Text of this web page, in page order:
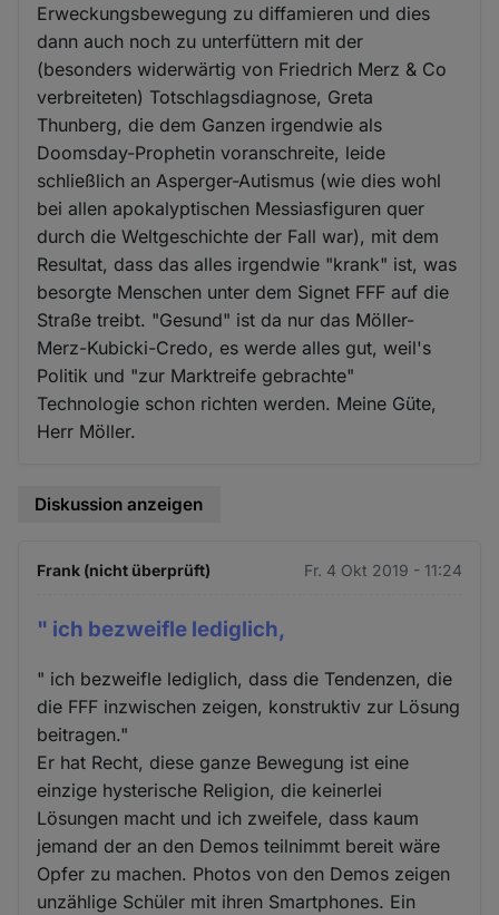
Erweckungsbewegung zu diffamieren und dies
dann auch noch zu unterfüttern mit der
(besonders widerwärtig von Friedrich Merz & Co
verbreiteten) Totschlagsdiagnose, Greta
Thunberg, die dem Ganzen irgendwie als
Doomsday-Prophetin voranschreite, leide
schließlich an Asperger-Autismus (wie dies wohl
bei allen apokalyptischen Messiasfiguren quer
durch die Weltgeschichte der Fall war), mit dem
Resultat, dass das alles irgendwie "krank" ist, was
besorgte Menschen unter dem Signet FFF auf die
Straße treibt. "Gesund" ist da nur das Möller-
Merz-Kubicki-Credo, es werde alles gut, weil's
Politik und "zur Marktreife gebrachte"
Technologie schon richten werden. Meine Güte,
Herr Möller.
Diskussion anzeigen
Frank (nicht überprüft) Fr. 4 Okt 2019 - 11:24
" ich bezweifle lediglich,
" ich bezweifle lediglich, dass die Tendenzen, die
die FFF inzwischen zeigen, konstruktiv zur Lösung
beitragen."
Er hat Recht, diese ganze Bewegung ist eine
einzige hysterische Religion, die keinerlei
Lösungen macht und ich zweifele, dass kaum
jemand der an den Demos teilnimmt bereit wäre
Opfer zu machen. Photos von den Demos zeigen
unzählige Schüler mit ihren Smartphones. Ein